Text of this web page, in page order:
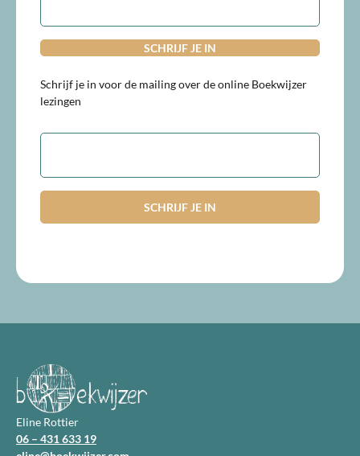
Schrijf je in voor de mailing over de online Boekwijzer
lezingen
E-
Eline Rottier
06 – 431 633 19